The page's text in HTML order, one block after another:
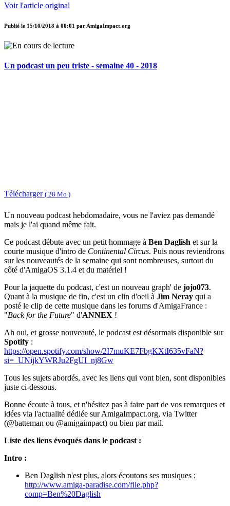
Voir l'article original
Publié le 15/10/2018 à 00:01 par AmigaImpact.org
Un podcast un peu triste - semaine 40 - 2018
Télécharger ( 28 Mo )
Un nouveau podcast hebdomadaire, vous ne l'aviez pas demandé
mais je l'ai quand même fait.
Ce podcast débute avec un petit hommage à Ben Daglish et sur la
courte musique d'intro de Continental Circus. Puis nous reviendrons
sur les nouveautés de la semaine qui sont nombreuses, surtout du
côté d'AmigaOS 3.1.4 et du matériel !
Pour la jaquette du podcast, c'est un nouveau graph' de jojo073.
Quant à la musique de fin, c'est un clin d'oeil à Jim Neray qui a
posté le clip de cette musique dans les forums d'AmigaFrance :
"Back for the Future" d'ANNEX !
Ah oui, et grosse nouveauté, le podcast est désormais disponible sur
Spotify :
https://open.spotify.com/show/2I7muKE7FbgKXtI635vFaN?
si=_UNijkYWRJu2FgUI_nj8Gw
Tous les sujets abordés, avec les liens qui vont bien, sont disponibles
juste ci-dessous.
Bonne écoute à tous, et n'hésitez pas à faire part de vos remarques et
idées via l'actualité dédiée sur AmigaImpact.org, via Twitter
(@batteman ou @amigaimpact) ou bien par mail.
Liste des liens évoqués dans le podcast :
Intro :
Ben Daglish n'est plus, alors écoutons ses musiques :
http://www.amiga-paradise.com/file.php?
comp=Ben%20Daglish